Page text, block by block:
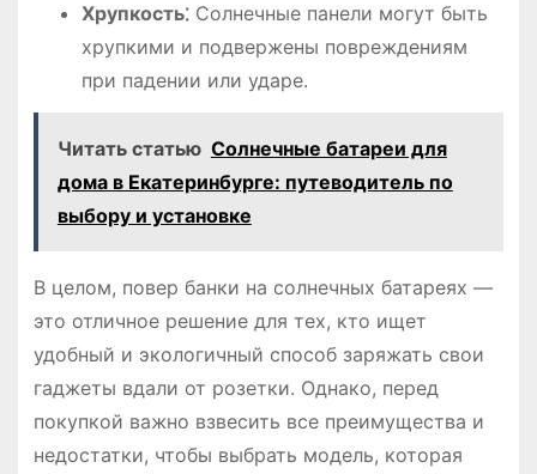
Хрупкость⁚Солнечные панели могут быть
хрупкими и подвержены повреждениям
при падении или ударе.
Читать статью Солнечные батареи для
дома в Екатеринбурге: путеводитель по
выбору и установке
В целом, повер банки на солнечных батареях —
это отличное решение для тех, кто ищет
удобный и экологичный способ заряжать свои
гаджеты вдали от розетки. Однако, перед
покупкой важно взвесить все преимущества и
недостатки, чтобы выбрать модель, которая